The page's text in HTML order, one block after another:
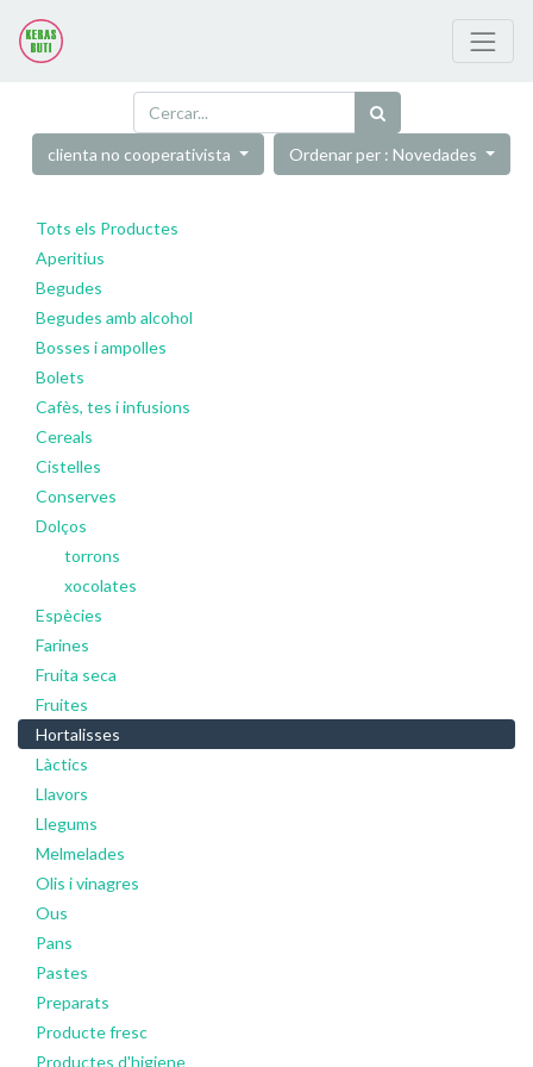
clienta no cooperativista Ordenar per : Novedades
Tots els Productes
Aperitius
Begudes
Begudes amb alcohol
Bosses i ampolles
Bolets
Cafès, tes i infusions
Cereals
Cistelles
Conserves
Dolços
torrons
xocolates
Espècies
Farines
Fruita seca
Fruites
Hortalisses
Làctics
Llavors
Llegums
Melmelades
Olis i vinagres
Ous
Pans
Pastes
Preparats
Producte fresc
Productes d'higiene